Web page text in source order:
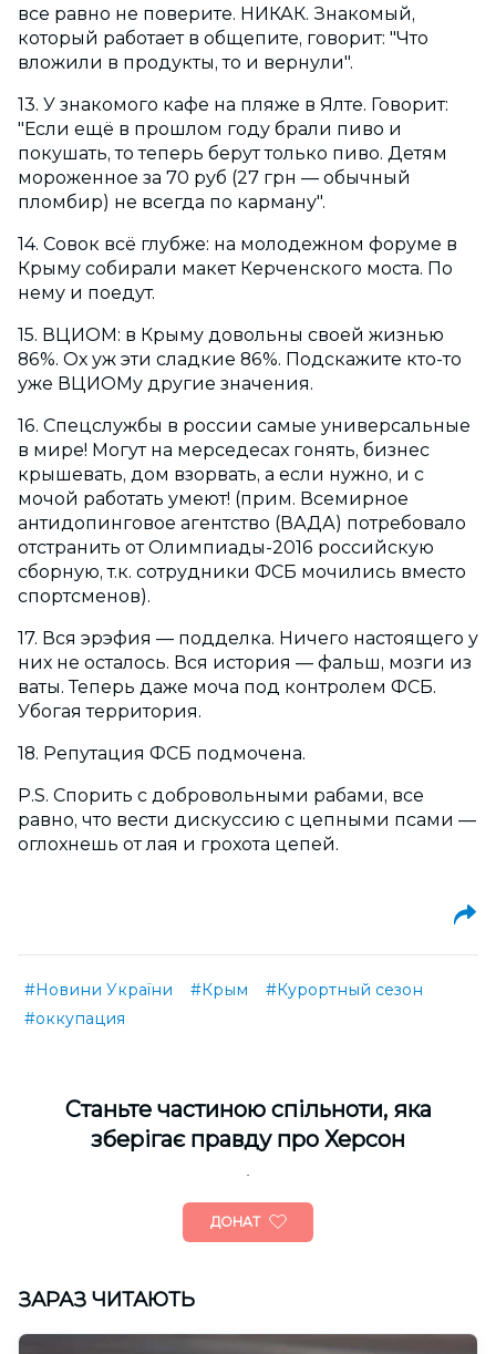
все равно не поверите. НИКАК. Знакомый,
который работает в общепите, говорит: "Что
вложили в продукты, то и вернули".
13. У знакомого кафе на пляже в Ялте. Говорит:
"Если ещё в прошлом году брали пиво и
покушать, то теперь берут только пиво. Детям
мороженное за 70 руб (27 грн — обычный
пломбир) не всегда по карману".
14. Совок всё глубже: на молодежном форуме в
Крыму собирали макет Керченского моста. По
нему и поедут.
15. ВЦИОМ: в Крыму довольны своей жизнью
86%. Ох уж эти сладкие 86%. Подскажите кто-то
уже ВЦИОМу другие значения.
16. Спецслужбы в россии самые универсальные
в мире! Могут на мерседесах гонять, бизнес
крышевать, дом взорвать, а если нужно, и с
мочой работать умеют! (прим. Всемирное
антидопинговое агентство (ВАДА) потребовало
отстранить от Олимпиады-2016 российскую
сборную, т.к. сотрудники ФСБ мочились вместо
спортсменов).
17. Вся эрэфия — подделка. Ничего настоящего у
них не осталось. Вся история — фальш, мозги из
ваты. Теперь даже моча под контролем ФСБ.
Убогая территория.
18. Репутация ФСБ подмочена.
P.S. Спорить с добровольными рабами, все
равно, что вести дискуссию с цепными псами —
оглохнешь от лая и грохота цепей.
#Новини України #Крым
#Курортный сезон
#оккупация
Cтаньте частиною спільноти, яка
зберігає правду про Херсон
ДОНАТ
ЗАРАЗ ЧИТАЮТЬ